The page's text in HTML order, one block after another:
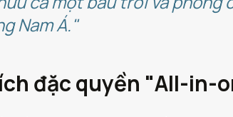
Nam Á."
đặc quyền "All-in-